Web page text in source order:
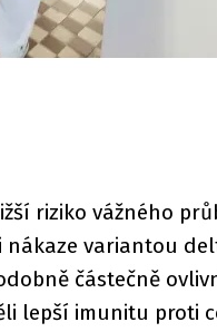
riziko vážného
nákaze variantou
částečně
lepší imunitu proti